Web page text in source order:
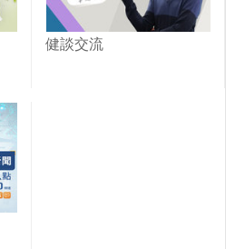
健談交流